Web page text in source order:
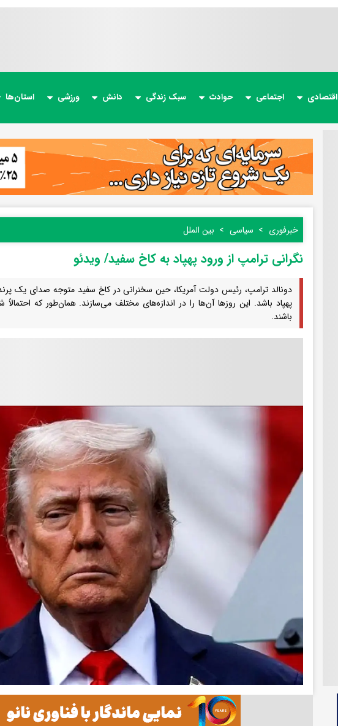
اقتصادی اجتماعی حوادث سبک زندگی دانش ورزشی استان‌ها
خبرفوری سیاسی بین الملل
نگرانی ترامپ از ورود پهپاد به کاخ سفید/ ویدئو
دونالد ترامپ، رئیس دولت آمریکا، حین سخنرانی در کاخ سفید متوجه صدای یک
پهپاد باشد. این روزها آن‌ها را در اندازه‌های مختلف می‌سازند. همان‌طور که احتمالاً
باشند.